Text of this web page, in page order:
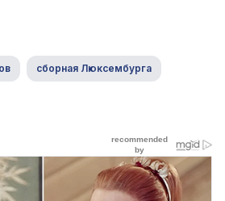
сборная Люксембурга